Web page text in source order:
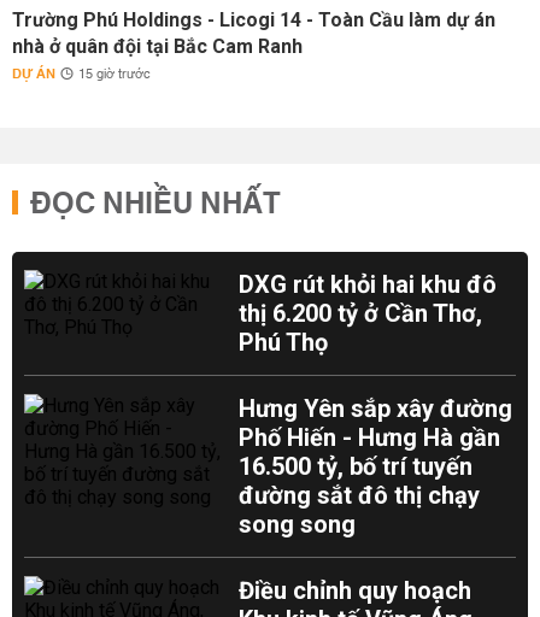
Trường Phú Holdings - Licogi 14 - Toàn Cầu làm dự án
nhà ở quân đội tại Bắc Cam Ranh
DỰ ÁN 15 giờ trước
ĐỌC NHIỀU NHẤT
DXG rút khỏi hai khu đô
thị 6.200 tỷ ở Cần Thơ,
Phú Thọ
Hưng Yên sắp xây đường
Phố Hiến - Hưng Hà gần
16.500 tỷ, bố trí tuyến
đường sắt đô thị chạy
song song
Điều chỉnh quy hoạch